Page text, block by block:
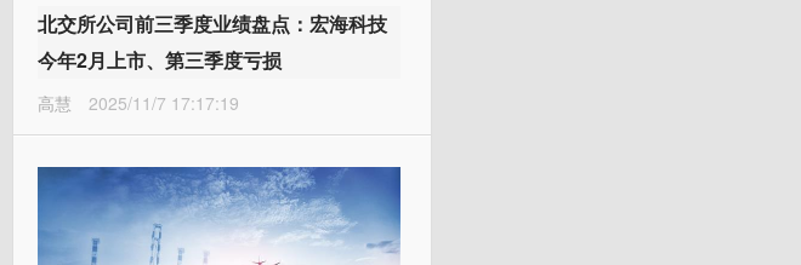
北交所公司前三季度业绩盘点：宏海科技
今年2月上市、第三季度亏损
高慧 2025/11/7 17:17:19